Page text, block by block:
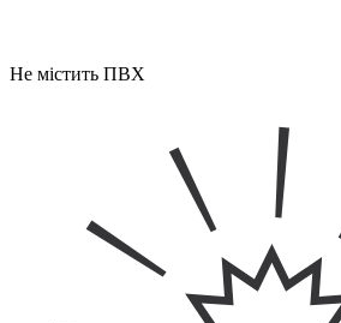
Не містить ПВХ